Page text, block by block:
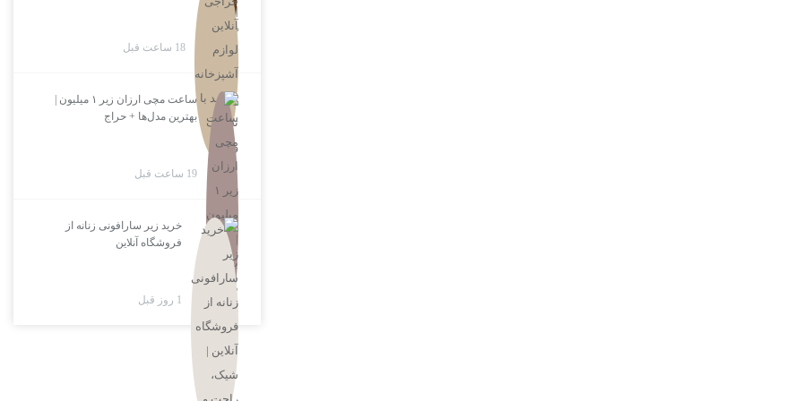
18 ساعت قبل
ساعت مچی ارزان زیر ۱ میلیون |
بهترین مدل‌ها + حراج
19 ساعت قبل
خرید زیر سارافونی زنانه از
فروشگاه آنلاین
1 روز قبل